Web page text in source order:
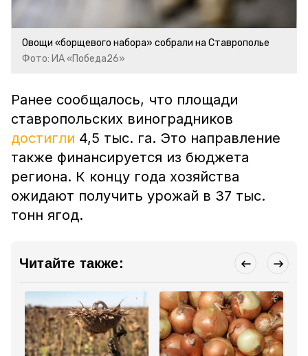
Овощи «борщевого набора» собрали на Ставрополье
Фото: ИА «Победа26»
Ранее сообщалось, что площади
ставропольских виноградников
достигли 4,5 тыс. га. Это направление
также финансируется из бюджета
региона. К концу года хозяйства
ожидают получить урожай в 37 тыс.
тонн ягод.
Читайте также: